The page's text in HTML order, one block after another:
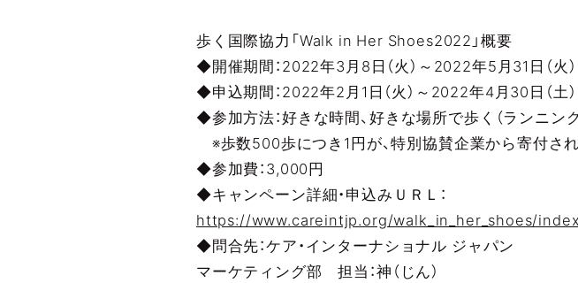
歩く国際協力「Walk in Her Shoes2022」概要
◆開催期間：2022年3月8日（火）～2022年5月31日（火）
◆申込期間：2022年2月1日（火）～2022年4月30日（土
◆参加方法：好きな時間、好きな場所で歩く（ランニング
※歩数500歩につき1円が、特別協賛企業から寄付され
◆参加費：3,000円
◆キャンペーン詳細・申込みＵＲＬ：
https://www.careintjp.org/walk_in_her_shoes/
◆問合先：ケア・インターナショナル ジャパン
マーケティング部 担当：神（じん）